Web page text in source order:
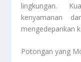
lingkungan.
kenyamanan
mengedepankan
Potongan yang